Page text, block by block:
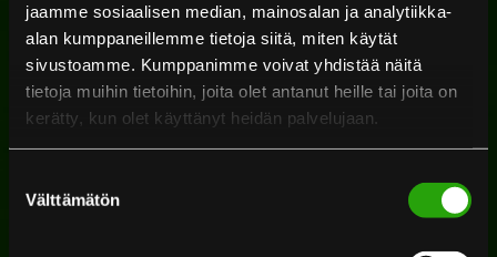
jaamme sosiaalisen median, mainosalan ja analytiikka-
alan kumppaneillemme tietoja siitä, miten käytät
sivustoamme. Kumppanimme voivat yhdistää näitä
tietoja muihin tietoihin, joita olet antanut heille tai joita on
kerätty, kun olet käyttänyt heidän palvelujaan.
valinta
Välttämätön